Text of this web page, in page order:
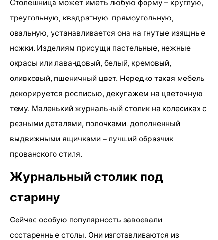
Столешница может иметь любую форму – круглую,
треугольную, квадратную, прямоугольную,
овальную, устанавливается она на гнутые изящные
ножки. Изделиям присущи пастельные, нежные
окрасы или лавандовый, белый, кремовый,
оливковый, пшеничный цвет. Нередко такая мебель
декорируется росписью, декупажем на цветочную
тему. Маленький журнальный столик на колесиках с
резными деталями, полочками, дополненный
выдвижными ящичками – лучший образчик
прованского стиля.
Журнальный столик под
старину
Сейчас особую популярность завоевали
состаренные столы. Они изготавливаются из